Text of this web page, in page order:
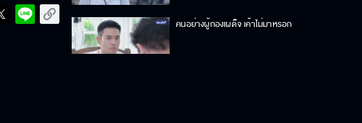
คนอย่างผู้กองเผด็จ เค้าไม่มาหรอก